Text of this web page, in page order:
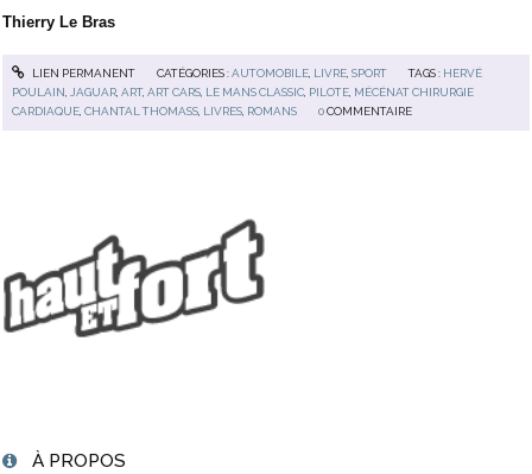
À PROPOS
Thierry Le Bras
LIEN PERMANENT CATÉGORIES :AUTOMOBILE, LIVRE, SPORT TAGS : HERVÉ
POULAIN,JAGUAR,ART,ART CARS, LE MANS CLASSIC, PILOTE, MÉCÉNAT CHIRURGIE
CARDIAQUE,CHANTAL THOMASS, LIVRES, ROMANS 0 COMMENTAIRE